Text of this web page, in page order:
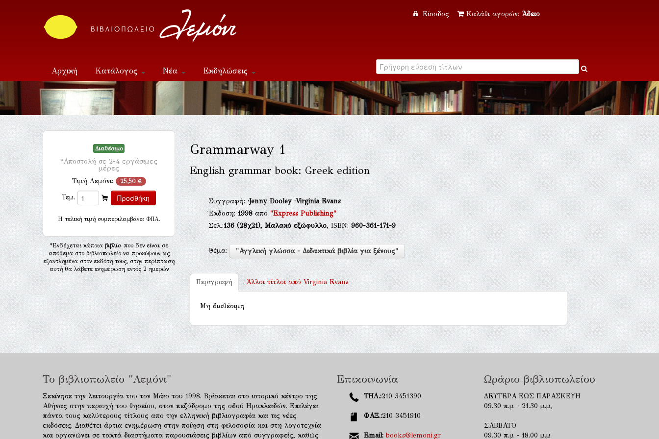
Είσοδος Καλάθι αγορών: Άδειο
Αρχική Κατάλογος Νέα Εκδηλώσεις
Επικοινωνία
Διαθέσιμο
*Αποστολή σε 2-4 εργάσιμες
μέρες
Τιμή Λεμόνι: 25,50 €
Τεμ.
H τελική τιμή συμπεριλαμβάνει ΦΠΑ.
*Ενδέχεται κάποια βιβλία που δεν είναι σε
απόθεμα στο βιβλιοπωλείο να προκύψουν ως
εξαντλημένα στον εκδότη τους, στην περίπτωση
αυτή θα λάβετε ενημέρωση εντός 2 ημερών
Grammarway 1
English grammar book: Greek edition
Συγγραφή:·Jenny Dooley·Virginia Evans
Έκδοση:1998από "Express Publishing"
Σελ.:136(28χ21), Μαλακό εξώφυλλο, ISBN:960-361-171-9
Θέμα: "Αγγλική γλώσσα - Διδακτικά βιβλία για ξένους"
Περιγραφή Άλλοι τίτλοι απόVirginia Evans
Μη διαθέσιμη
Το βιβλιοπωλείο "Λεμόνι"
Ξεκίνησε την λειτουργία του τον Μάιο του 1998. Βρίσκεται στο ιστορικό κέντρο της
Αθήνας στην περιοχή του θησείου, στον πεζόδρομο της οδού Ηρακλειδών. Επιλέγει
πάντα τους καλύτερους τίτλους απο την ελληνική βιβλιογραφία και τις νέες
εκδόσεις. Διαθέτει άρτια ενημέρωση στην ποίηση στη φιλοσοφία και στη λογοτεχνία
και οργανώνει σε τακτά διαστήματα παρουσιάσεις βιβλίων από συγγραφείς, καθώς
Επικοινωνία
ΤΗΛ.:210 3451390
ΦΑΞ.:210 3451910
Email: books@lemoni.gr
Ωράριο βιβλιοπωλείου
ΔΕΥΤΕΡΑ ΕΩΣ ΠΑΡΑΣΚΕΥΗ
09.30 π.μ - 21.30 μ.μ,
ΣΑΒΒΑΤΟ
09.30 π.μ - 18.00 μ.μ